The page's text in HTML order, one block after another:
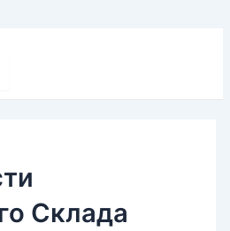
Склада